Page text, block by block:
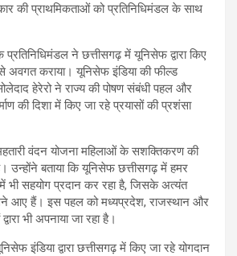
की प्राथमिकताओं को प्रतिनिधिमंडल के साथ
ने छत्तीसगढ़ में यूनिसेफ द्वारा किए
से अवगत कराया। यूनिसेफ इंडिया की फील्ड
हेरेरो ने राज्य की पोषण संबंधी पहल और
की दिशा में किए जा रहे प्रयासों की प्रशंसा
वंदन योजना महिलाओं के सशक्तिकरण की
उन्होंने बताया कि यूनिसेफ छत्तीसगढ़ में हमर
भी सहयोग प्रदान कर रहा है, जिसके अत्यंत
आए हैं। इस पहल को मध्यप्रदेश, राजस्थान और
भी अपनाया जा रहा है।
इंडिया द्वारा छत्तीसगढ़ में किए जा रहे योगदान